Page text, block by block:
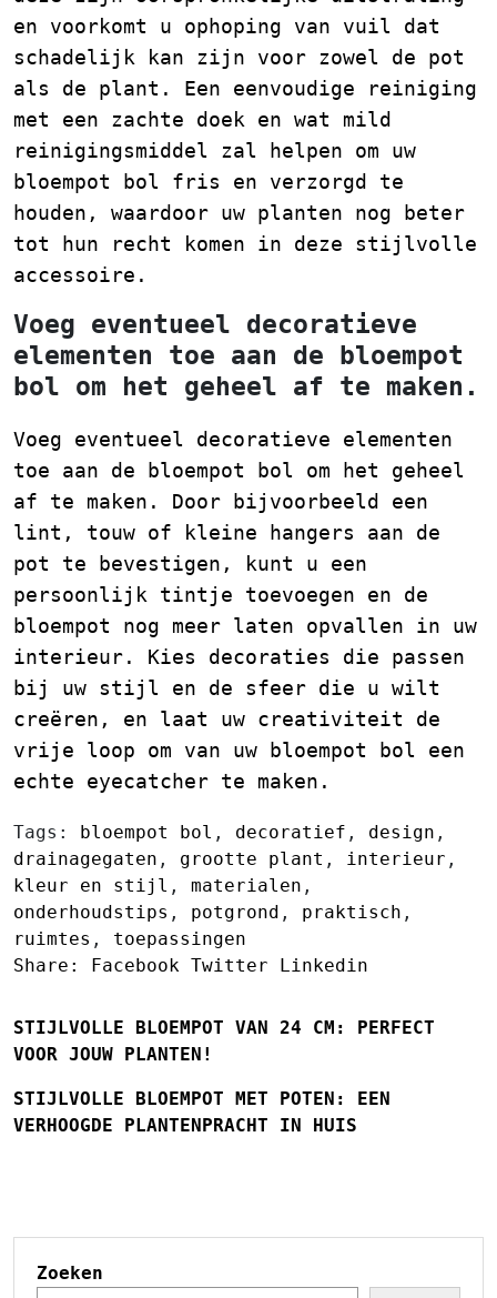
en voorkomt u ophoping van vuil dat
schadelijk kan zijn voor zowel de pot
als de plant. Een eenvoudige reiniging
met een zachte doek en wat mild
reinigingsmiddel zal helpen om uw
bloempot bol fris en verzorgd te
houden, waardoor uw planten nog beter
tot hun recht komen in deze stijlvolle
accessoire.
Voeg eventueel decoratieve
elementen toe aan de bloempot
bol om het geheel af te maken.
Voeg eventueel decoratieve elementen
toe aan de bloempot bol om het geheel
af te maken. Door bijvoorbeeld een
lint, touw of kleine hangers aan de
pot te bevestigen, kunt u een
persoonlijk tintje toevoegen en de
bloempot nog meer laten opvallen in uw
interieur. Kies decoraties die passen
bij uw stijl en de sfeer die u wilt
creëren, en laat uw creativiteit de
vrije loop om van uw bloempot bol een
echte eyecatcher te maken.
Tags: bloempot bol , decoratief , design ,
drainagegaten , grootte plant , interieur ,
kleur en stijl , materialen ,
onderhoudstips , potgrond , praktisch ,
ruimtes , toepassingen
Share:
Facebook Twitter Linkedin
STIJLVOLLE BLOEMPOT VAN 24 CM: PERFECT
VOOR JOUW PLANTEN!
STIJLVOLLE BLOEMPOT MET POTEN: EEN
VERHOOGDE PLANTENPRACHT IN HUIS
Zoeken